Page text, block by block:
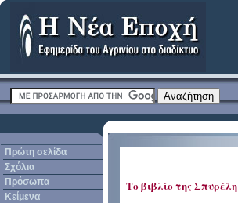
Πρώτη σελίδα
Σχόλια
Πρόσωπα
Κείμενα
Το βιβλίοτης Σπυρέλη